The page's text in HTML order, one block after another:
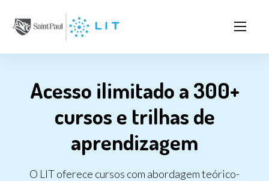
Acesso ilimitado a 300+
cursos e trilhas de
aprendizagem
O LIT oferece cursos com abordagem teórico-